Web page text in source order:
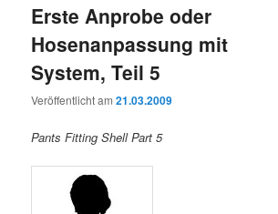
Erste Anprobe oder
Hosenanpassung mit
System, Teil 5
Veröffentlicht am21.03.2009
Pants Fitting Shell Part 5